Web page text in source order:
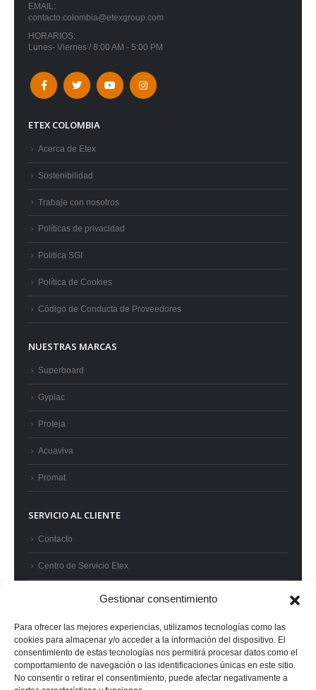
Gestionar consentimiento
Para ofrecer las mejores experiencias, utilizamos tecnologías como las
cookies para almacenar y/o acceder a la información del dispositivo. El
consentimiento de estas tecnologías nos permitirá procesar datos como el
comportamiento de navegación o las identificaciones únicas en este sitio.
No consentir o retirar el consentimiento, puede afectar negativamente a
EMAIL:
contacto.colombia@etexgroup.com
HORARIOS:
Lunes- Viernes / 8:00 AM - 5:00 PM
ETEX COLOMBIA
Acerca de Etex
Sostenibilidad
Trabaje con nosotros
Políticas de privacidad
Politica SGI
Política de Cookies
Código de Conducta de Proveedores
NUESTRAS MARCAS
Superboard
Gyplac
Proteja
Acuaviva
Promat
SERVICIO AL CLIENTE
Contacto
Centro de Servicio Etex
Superintendencia de Industria y Comercio